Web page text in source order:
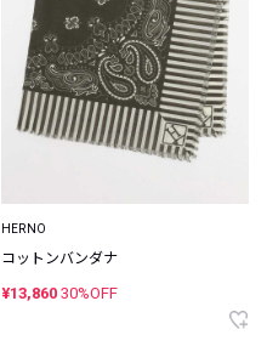
HERNO
コットンバンダナ
¥13,860 30%OFF